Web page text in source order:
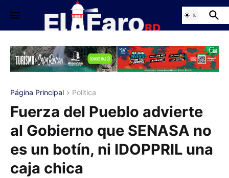
Página Principal Politica
Fuerza del Pueblo advierte
al Gobierno que SENASA no
es un botín, ni IDOPPRIL una
caja chica